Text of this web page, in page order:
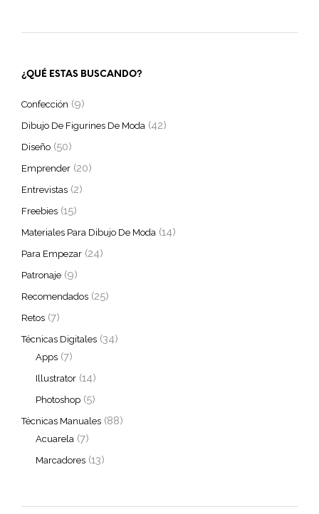
¿QUÉ ESTAS BUSCANDO?
Confección (9)
Dibujo De Figurines De Moda (42)
Diseño (50)
Emprender (20)
Entrevistas (2)
Freebies (15)
Materiales Para Dibujo De Moda (14)
Para Empezar (24)
Patronaje (9)
Recomendados (25)
Retos (7)
Técnicas Digitales (34)
Apps (7)
Illustrator (14)
Photoshop (5)
Técnicas Manuales (88)
Acuarela (7)
Marcadores (13)